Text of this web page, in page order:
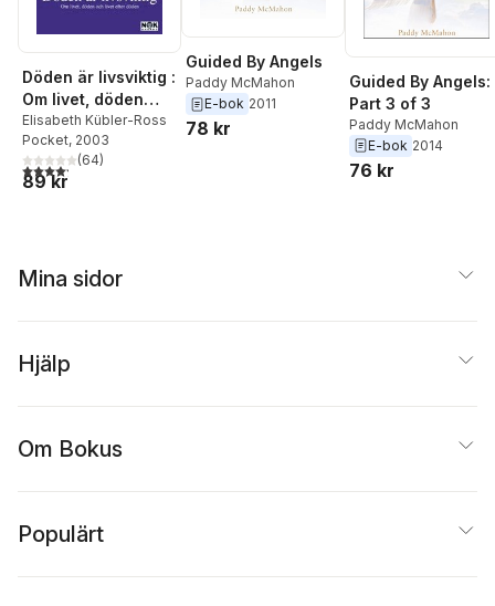
Döden är livsviktig :
Om livet, döden
och livet efter
döden
Elisabeth Kübler-Ross
Pocket, 2003
4,2utav 5 stjärnor. Totalt antal röster:
(64)
89 kr
Guided By Angels
Paddy McMahon
E-bok 2011
78 kr
Guided By Angels:
Part 3 of 3
Paddy McMahon
E-bok 2014
76 kr
Mina sidor
Hjälp
Om Bokus
Populärt